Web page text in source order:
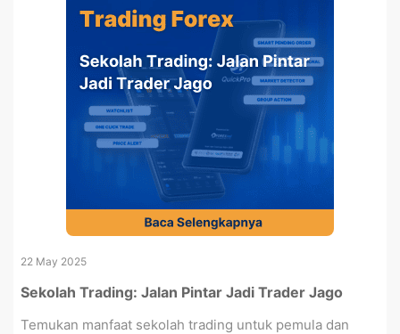
22 May 2025
Sekolah Trading: Jalan Pintar Jadi Trader Jago
Temukan manfaat sekolah trading untuk pemula dan